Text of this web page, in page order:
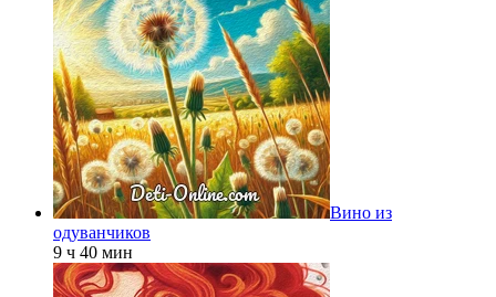
Вино из
одуванчиков
9 ч 40 мин